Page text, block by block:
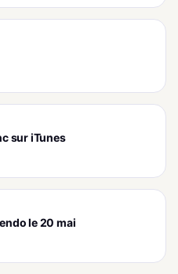
sur iTunes
le 20 mai